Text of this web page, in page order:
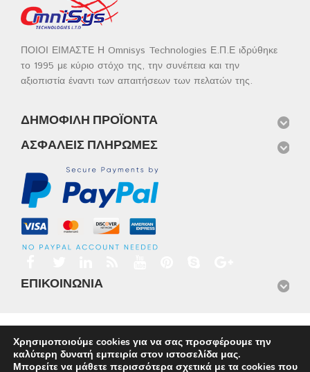
ΠΟΙΟΙ ΕΙΜΑΣΤΕ Η Omnisys Technologies Ε.Π.Ε ιδρύθηκε
το 1995 με κύριο στόχο της, την συνέπεια και την
αξιοπιστία έναντι των απαιτήσεων των πελατών της.
ΔΗΜΟΦΙΛΉ ΠΡΟΪΌΝΤΑ
ΑΣΦΑΛΕΊΣ ΠΛΗΡΩΜΈΣ
ΕΠΙΚΟΙΝΩΝΊΑ
Προϊόντα
Φωτογραφίες
Service
Εταιρικό Προφίλ
Επικοινωνία
© 2026Omnisys
Χρησιμοποιούμε cookies για να σας προσφέρουμε την
καλύτερη δυνατή εμπειρία στον ιστοσελίδα μας.
Μπορείτε να μάθετε περισσότερα σχετικά με τα cookies που